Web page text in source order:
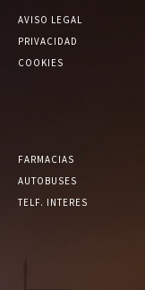
AVISO LEGAL
PRIVACIDAD
COOKIES
FARMACIAS
AUTOBUSES
TELF. INTERES